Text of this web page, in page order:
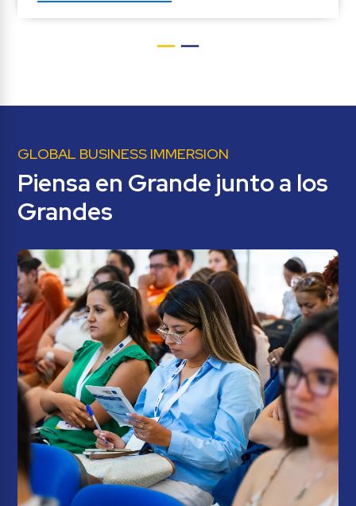
GLOBAL BUSINESS IMMERSION
Piensa en Grande junto a los
Grandes